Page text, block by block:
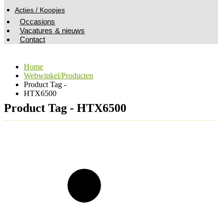
Acties / Koopjes
Occasions
Vacatures & nieuws
Contact
Home
Webwinkel/Producten
Product Tag -
HTX6500
Product Tag - HTX6500